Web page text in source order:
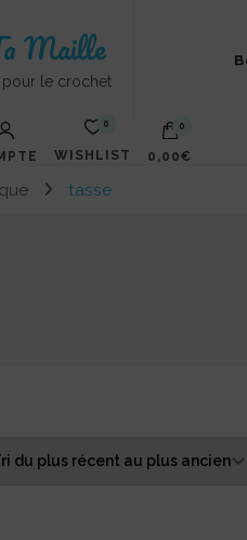
Maille
pour le crochet
0
WISHLIST
0
0,00€
tasse